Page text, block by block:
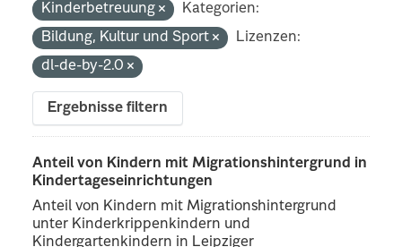
Kinderbetreuung
Kategorien:
Bildung, Kultur und Sport
Lizenzen:
dl-de-by-2.0
Ergebnisse filtern
Anteil von Kindern mit Migrationshintergrund in
Kindertageseinrichtungen
Anteil von Kindern mit Migrationshintergrund
unter Kinderkrippenkindern und
Kindergartenkindern in Leipziger